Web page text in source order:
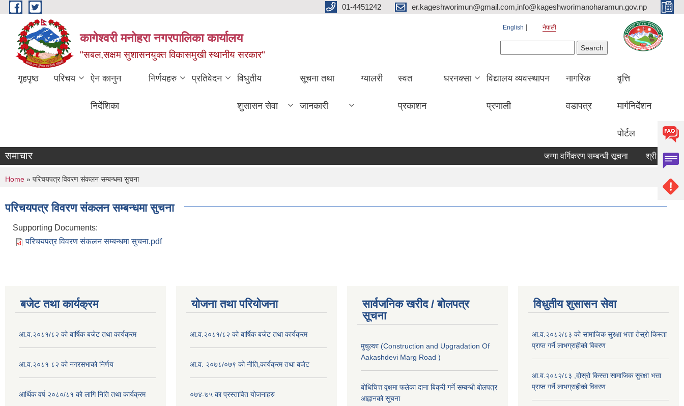
Skip to main content 01-4451242 er.kageshworimun@gmail.com,info@kageshworimanoharamun.gov.np
कागेश्वरी मनोहरा नगरपालिका कार्यालय
"सबल,सक्षम सुशासनयुक्त विकासमुखी स्थानीय सरकार"
English नेपाली
गृहपृष्ठ परिचय ऐन कानुन
निर्देशिका
निर्णयहरु प्रतिवेदन विधुतीय
शुसासन सेवा
सूचना तथा
जानकारी
ग्यालरी स्वत
प्रकाशन
घरनक्सा विद्यालय व्यवस्थापन
प्रणाली
नागरिक
वडापत्र
वृत्ति
मार्गनिर्देशन
पोर्टल
समाचार जग्गा वर्गिकरण सम्बन्धी सूचना श्री सिद्दि गणेश
You are here
Home » परिचयपत्र विवरण संकलन सम्बन्धमा सुचना
परिचयपत्र विवरण संकलन सम्बन्धमा सुचना
Supporting Documents:
परिचयपत्र विवरण संकलन सम्बन्धमा सुचना.pdf
बजेट तथा कार्यक्रम
आ.व.२०८१/८२ को बार्षिक बजेट तथा कार्यक्रम
आ.व.२०८१ ८२ को नगरसभाको निर्णय
आर्थिक वर्ष २०८०/८१ को लागि निति तथा कार्यक्रम
योजना तथा परियोजना
आ.व.२०८१/८२ को बार्षिक बजेट तथा कार्यक्रम
आ.व. २०७८/०७९ को नीति,कार्यक्रम तथा बजेट
०७४-७५ का प्रस्तावित योजनाहरु
सार्वजनिक खरीद / बोलपत्र
सूचना
मुचुल्का (Construction and Upgradation Of
Aakashdevi Marg Road )
बोधिचित्त वृक्षमा फलेका दाना बिक्री गर्ने सम्बन्धी बोलपत्र
आह्वानको सूचना
विधुतीय शुसासन सेवा
आ.व.२०८२/८३ को सामाजिक सुरक्षा भत्ता तेस्रो किस्ता
प्राप्त गर्ने लाभग्राहीको विवरण
आ.व.२०८२/८३ ,दोस्रो किस्ता सामाजिक सुरक्षा भत्ता
प्राप्त गर्ने लाभग्राहीको विवरण